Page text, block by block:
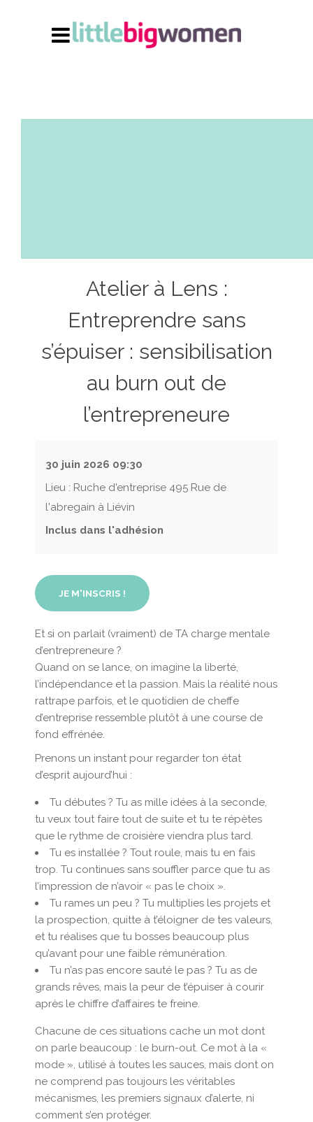
Atelier à Lens :
Entreprendre sans
s’épuiser : sensibilisation
au burn out de
l’entrepreneure
30 juin 2026 09:30
Lieu : Ruche d'entreprise 495 Rue de
l'abregain à Liévin
Inclus dans l'adhésion
JE M'INSCRIS !
Et si on parlait (vraiment) de TA charge mentale
d’entrepreneure ?
Quand on se lance, on imagine la liberté,
l’indépendance et la passion. Mais la réalité nous
rattrape parfois, et le quotidien de cheffe
d’entreprise ressemble plutôt à une course de
fond effrénée.
Prenons un instant pour regarder ton état
d’esprit aujourd’hui :
Tu débutes ? Tu as mille idées à la seconde,
tu veux tout faire tout de suite et tu te répètes
que le rythme de croisière viendra plus tard.
Tu es installée ? Tout roule, mais tu en fais
trop. Tu continues sans souffler parce que tu as
l’impression de n’avoir « pas le choix ».
Tu rames un peu ? Tu multiplies les projets et
la prospection, quitte à t’éloigner de tes valeurs,
et tu réalises que tu bosses beaucoup plus
qu’avant pour une faible rémunération.
Tu n’as pas encore sauté le pas ? Tu as de
grands rêves, mais la peur de t’épuiser à courir
après le chiffre d’affaires te freine.
Chacune de ces situations cache un mot dont
on parle beaucoup : le burn-out. Ce mot à la «
mode », utilisé à toutes les sauces, mais dont on
ne comprend pas toujours les véritables
mécanismes, les premiers signaux d’alerte, ni
comment s’en protéger.